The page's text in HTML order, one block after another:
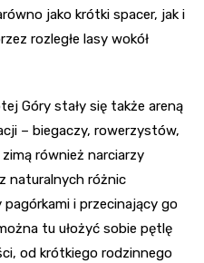
jako krótki spacer, jak i
rozległe lasy wokół
Góry stały się także areną
– biegaczy, rowerzystów,
również narciarzy
naturalnych różnic
i przecinający go
tu ułożyć sobie pętlę
od krótkiego rodzinnego